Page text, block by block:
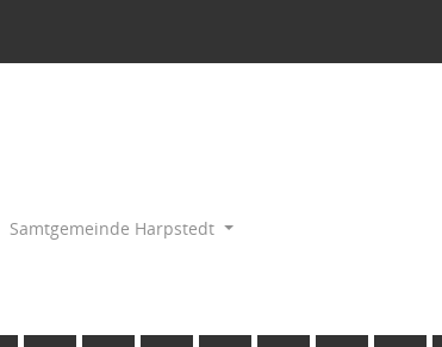
Samtgemeinde Harpstedt